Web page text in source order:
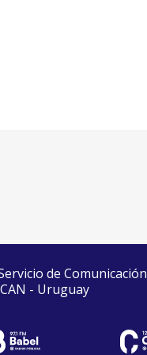
de Comunicación
- Uruguay